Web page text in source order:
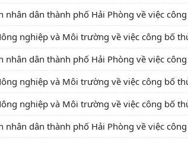
dân thành phố Hải Phòng về việc
nghiệp và Môi trường về việc công bố
dân thành phố Hải Phòng về việc
nghiệp và Môi trường về việc công bố
nghiệp và Môi trường về việc công bố
dân thành phố Hải Phòng về việc